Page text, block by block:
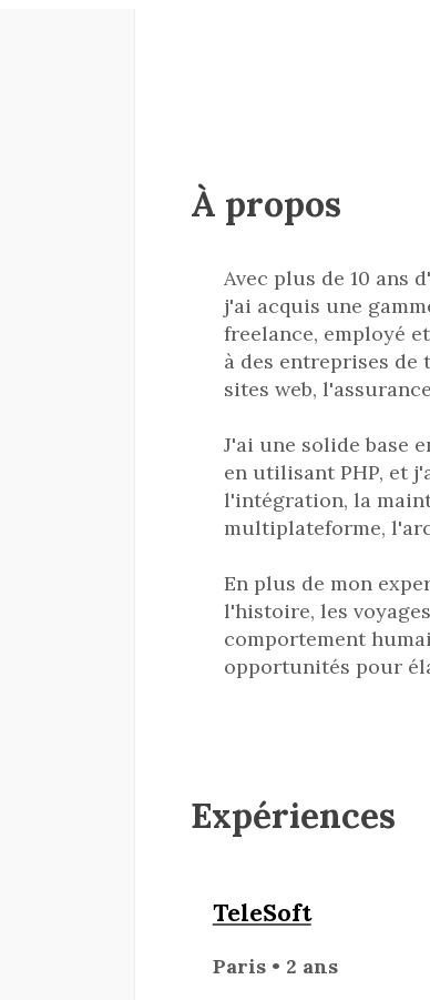
À propos
Avec plus de 10 ans
j'ai acquis une
freelance, employé
à des entreprises de
sites web,
J'ai une solide base
en utilisant PHP, et
l'intégration, la
multiplateforme,
En plus de mon
l'histoire, les
comportement
opportunités pour
Expériences
TeleSoft
Paris • 2 ans